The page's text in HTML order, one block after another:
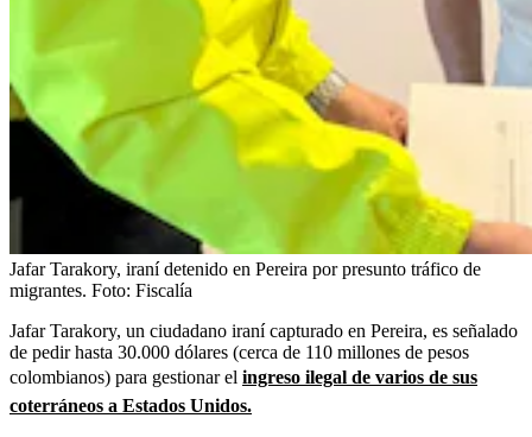
Jafar Tarakory, iraní detenido en Pereira por presunto tráfico de
migrantes. Foto: Fiscalía
Jafar Tarakory, un ciudadano iraní capturado en Pereira, es señalado
de pedir hasta 30.000 dólares (cerca de 110 millones de pesos
colombianos) para gestionar el ingreso ilegal de varios de sus
coterráneos a Estados Unidos.